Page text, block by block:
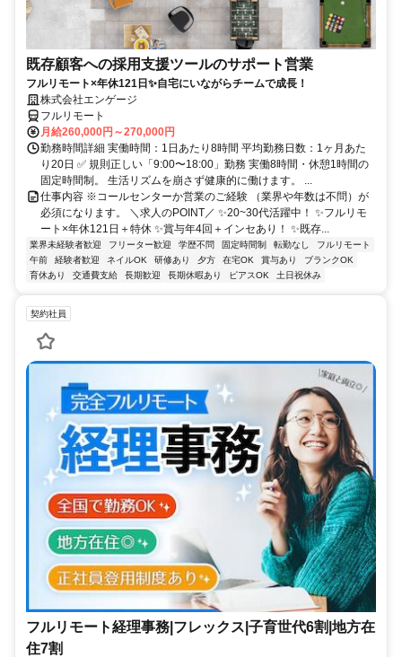
既存顧客への採用支援ツールのサポート営業
フルリモート×年休121日✨自宅にいながらチームで成長！
株式会社エンゲージ
フルリモート
月給260,000円～270,000円
勤務時間詳細 実働時間：1日あたり8時間 平均勤務日数：1ヶ月あた
り20日 ✅ 規則正しい「9:00〜18:00」勤務 実働8時間・休憩1時間の
固定時間制。 生活リズムを崩さず健康的に働けます。 ...
仕事内容 ※コールセンターか営業のご経験 （業界や年数は不問）が
必須になります。 ＼求人のPOINT／ ✨20~30代活躍中！ ✨フルリモ
ート×年休121日＋特休 ✨賞与年4回＋インセあり！ ✨既存...
業界未経験者歓迎 フリーター歓迎 学歴不問 固定時間制 転勤なし
フルリモート
午前
経験者歓迎 ネイルOK 研修あり 夕方 在宅OK 賞与あり
ブランクOK
育休あり
交通費支給 長期歓迎 長期休暇あり ピアスOK 土日祝休み
契約社員
フルリモート経理事務|フレックス|子育世代6割|地方在
住7割